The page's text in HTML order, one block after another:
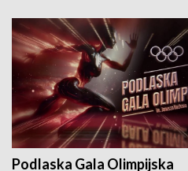
Podlaska Gala Olimpijska